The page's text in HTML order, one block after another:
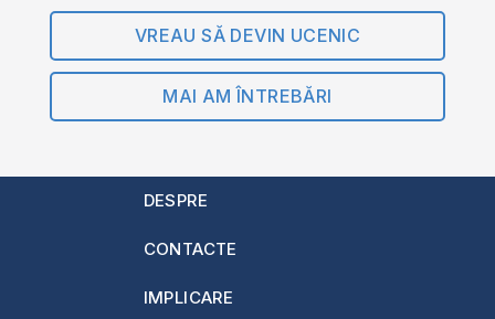
VREAU SĂ DEVIN UCENIC
MAI AM ÎNTREBĂRI
DESPRE
CONTACTE
IMPLICARE